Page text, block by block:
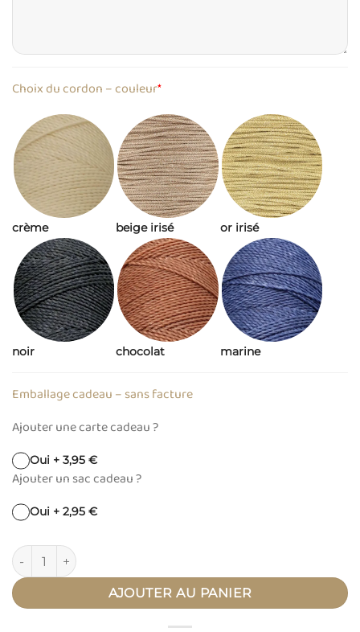
*
Choix du cordon – couleur
crème beige irisé or irisé
noir chocolat marine
Emballage cadeau – sans facture
Ajouter une carte cadeau ?
Oui + 3,95 €
Ajouter un sac cadeau ?
Oui + 2,95 €
quantité de Bracelet de naissance personnalisé cordon ONDE
AJOUTER AU PANIER